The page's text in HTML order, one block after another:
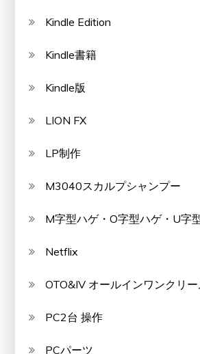
Kindle Edition
Kindle書籍
Kindle版
LION FX
LP制作
M3040スカルプシャンプー
M字型ハゲ・O字型ハゲ・U字
Netflix
OTO&IV オールインワンクリー
PC2台 操作
PCパーツ